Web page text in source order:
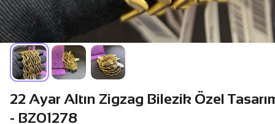
22 Ayar Altın Zigzag Bilezik Özel
- BZ01278